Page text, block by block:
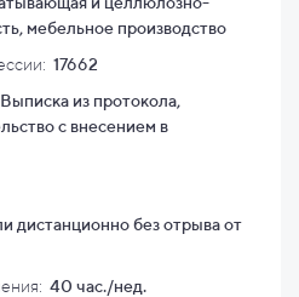
мебельное производство
17662
Выписка из протокола,
с внесением в
дистанционно без отрыва от
40 час./нед.